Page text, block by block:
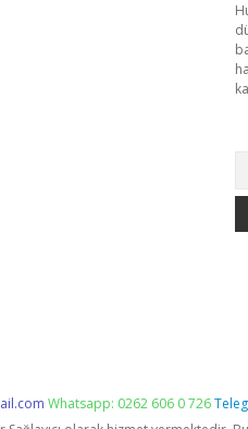
Whatsapp: 0262 606 0 726